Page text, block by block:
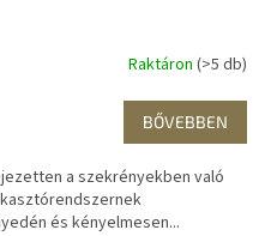
Raktáron (>5 db)
BŐVEBBEN
a szekrényekben való
és kényelmesen...